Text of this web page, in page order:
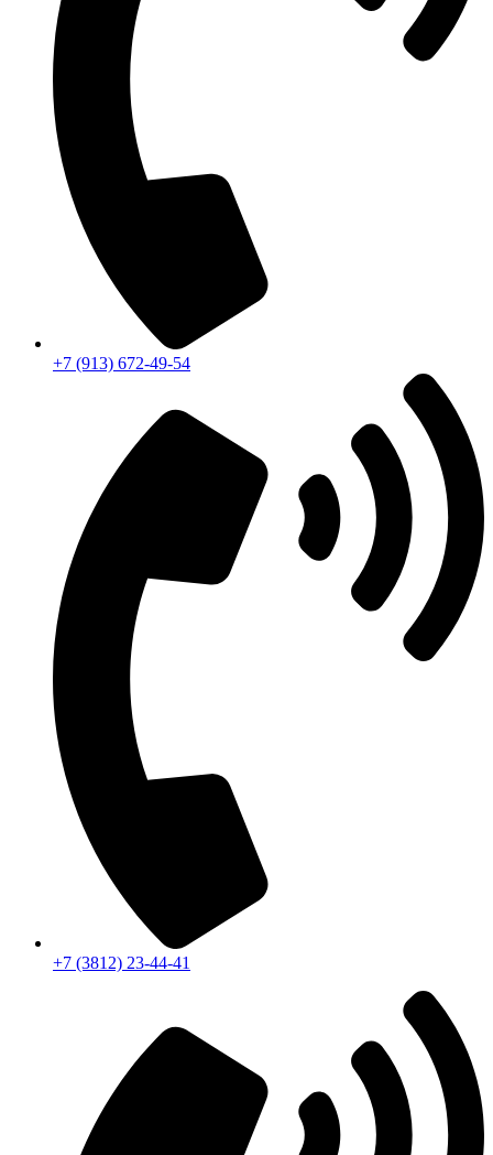
+7 (913) 672-49-54
+7 (3812) 23-44-41